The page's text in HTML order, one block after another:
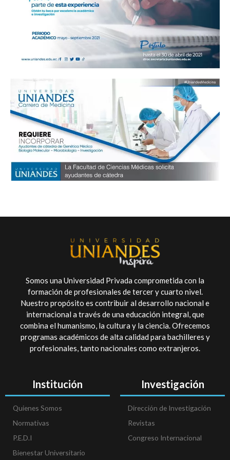
Somos una Universidad Privada comprometida con la
formación de profesionales de tercer y cuarto nivel.
Nuestro propósito es contribuir al desarrollo nacional e
internacional a través de una educación integral, que
combina el humanismo, la cultura y la ciencia. Ofrecemos
programas académicos de alta calidad para bachilleres y
profesionales, tanto nacionales como extranjeros.
Institución
Quienes Somos
Normativas
P.E.D.I
Bienestar Universitario
Investigación
Dirección de Investigación
Revistas
Congreso Internacional